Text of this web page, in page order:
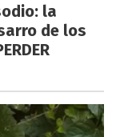
la
de los